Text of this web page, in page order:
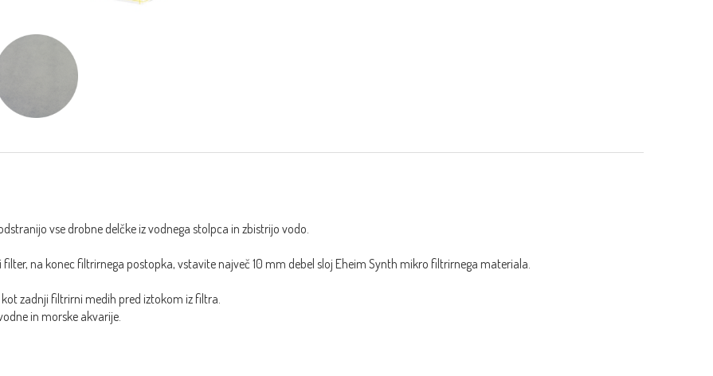
vse drobne delčke iz vodnega stolpca in zbistrijo vodo.
na konec filtrirnega postopka, vstavite največ 10 mm debel sloj Eheim Synth mikro filtrirnega materiala.
zadnji filtrirni medih pred iztokom iz filtra.
in morske akvarije.